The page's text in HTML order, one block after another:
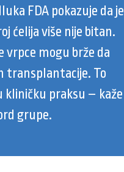
FDA pokazuje da je
ćelija više nije bitan.
vrpce mogu brže da
transplantacije. To
kliničku praksu – kaže
grupe.